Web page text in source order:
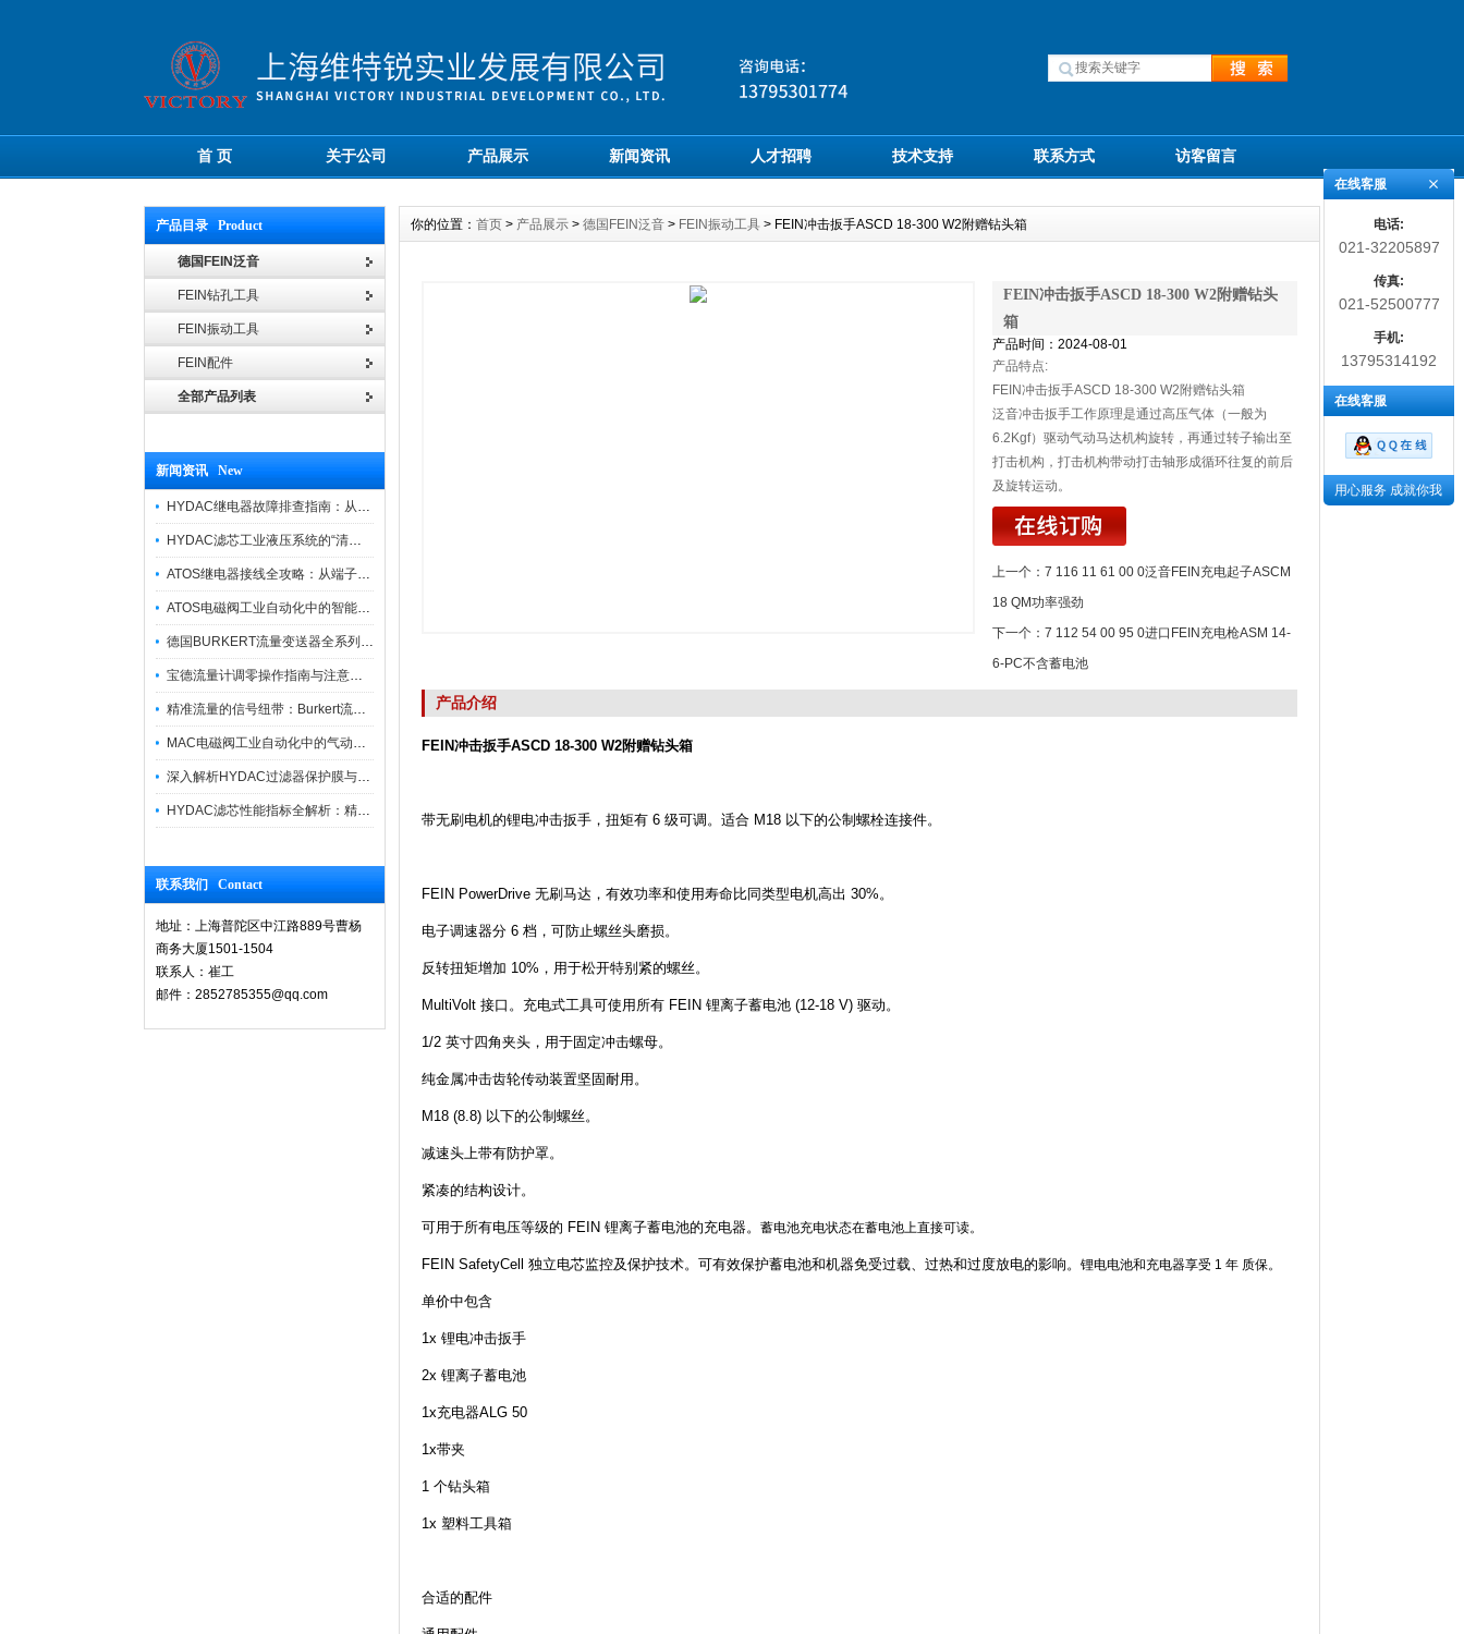
首 页 关于公司 产品展示 新闻资讯 人才招聘 技术支持 联系方式 访客留言
产品目录 Product
德国FEIN泛音
FEIN钻孔工具
FEIN振动工具
FEIN配件
全部产品列表
新闻资讯 New
HYDAC继电器故障排查指南：从“无信号”到“误动作”的实战修复逻辑
HYDAC滤芯工业液压系统的“清道夫”与守护者
ATOS继电器接线全攻略：从端子识别到安全操作
ATOS电磁阀工业自动化中的智能开关
德国BURKERT流量变送器全系列优势供应
宝德流量计调零操作指南与注意事项
精准流量的信号纽带：Burkert流量计接线指南
MAC电磁阀工业自动化中的气动指挥官
深入解析HYDAC过滤器保护膜与质量防护技术
HYDAC滤芯性能指标全解析：精度、寿命与可靠性的工业级标准
联系我们 Contact
地址：上海普陀区中江路889号曹杨
商务大厦1501-1504
联系人：崔工
邮件：2852785355@qq.com
你的位置： 首页 > 产品展示 > 德国FEIN泛音 > FEIN振动工具 > FEIN冲击扳手ASCD 18-300 W2附赠钻头箱
FEIN冲击扳手ASCD 18-300 W2附赠钻头
箱
产品时间：2024-08-01
产品特点:
FEIN冲击扳手ASCD 18-300 W2附赠钻头箱
泛音冲击扳手工作原理是通过高压气体（一般为
6.2Kgf）驱动气动马达机构旋转，再通过转子输出至
打击机构，打击机构带动打击轴形成循环往复的前后
及旋转运动。
上一个： 7 116 11 61 00 0泛音FEIN充电起子ASCM
18 QM功率强劲
下一个： 7 112 54 00 95 0进口FEIN充电枪ASM 14-
6-PC不含蓄电池
产品介绍
FEIN冲击扳手ASCD 18-300 W2附赠钻头箱
带无刷电机的锂电冲击扳手，扭矩有 6 级可调。适合 M18 以下的公制螺栓连接件。
FEIN PowerDrive 无刷马达，有效功率和使用寿命比同类型电机高出 30%。
电子调速器分 6 档，可防止螺丝头磨损。
反转扭矩增加 10%，用于松开特别紧的螺丝。
MultiVolt 接口。充电式工具可使用所有 FEIN 锂离子蓄电池 (12-18 V) 驱动。
1/2 英寸四角夹头，用于固定冲击螺母。
纯金属冲击齿轮传动装置坚固耐用。
M18 (8.8) 以下的公制螺丝。
减速头上带有防护罩。
紧凑的结构设计。
可用于所有电压等级的 FEIN 锂离子蓄电池的充电器。 蓄电池充电状态在蓄电池上直接可读。
FEIN SafetyCell 独立电芯监控及保护技术。可有效保护蓄电池和机器免受过载、过热和过度放电的影响。 锂电电池和充电器享受 1 年 质保。
单价中包含
1x 锂电冲击扳手
2x 锂离子蓄电池
1x充电器ALG 50
1x带夹
1 个钻头箱
1x 塑料工具箱
合适的配件
在线客服
电话:
021-32205897
传真:
021-52500777
手机:
13795314192
在线客服
用心服务 成就你我